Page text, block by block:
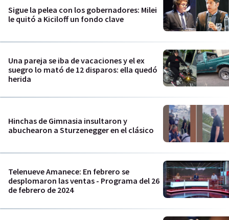
Sigue la pelea con los gobernadores: Milei
le quitó a Kiciloff un fondo clave
Una pareja se iba de vacaciones y el ex
suegro lo mató de 12 disparos: ella quedó
herida
Hinchas de Gimnasia insultaron y
abuchearon a Sturzenegger en el clásico
Telenueve Amanece: En febrero se
desplomaron las ventas - Programa del 26
de febrero de 2024